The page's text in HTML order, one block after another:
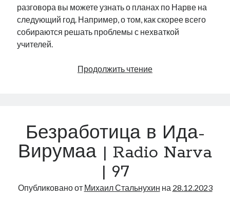
памятники парад клоунов парламент партия поводырь
подкаст потеряны данные программа
рийгикогу
фотоотчет
эстонский язык
Михаил Стальнухин:
mstalnuhhin@gmail.com
Отзывы и предложения по блогу:
разговора вы можете узнать о планах по Нарве на
следующий год. Например, о том, как скорее всего
собираются решать проблемы с нехваткой
учителей.
Продолжить чтениеИзменения
Нарве
Radio
98
Безработица в Ида-
Вирумаа | Radio Narva
| 97
Опубликовано от Михаил Стальнухин на 28.12.2023